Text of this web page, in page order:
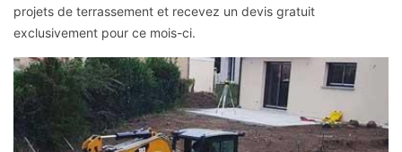
projets de terrassement et recevez un devis gratuit
exclusivement pour ce mois-ci.